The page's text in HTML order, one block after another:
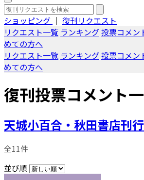
ショッピング ｜ 復刊リクエスト
リクエスト一覧 ランキング投票コメン
めての方へ
リクエスト一覧 ランキング投票コメン
めての方へ
復刊投票コメント
天城小百合・秋田書店刊
全11件
並び順